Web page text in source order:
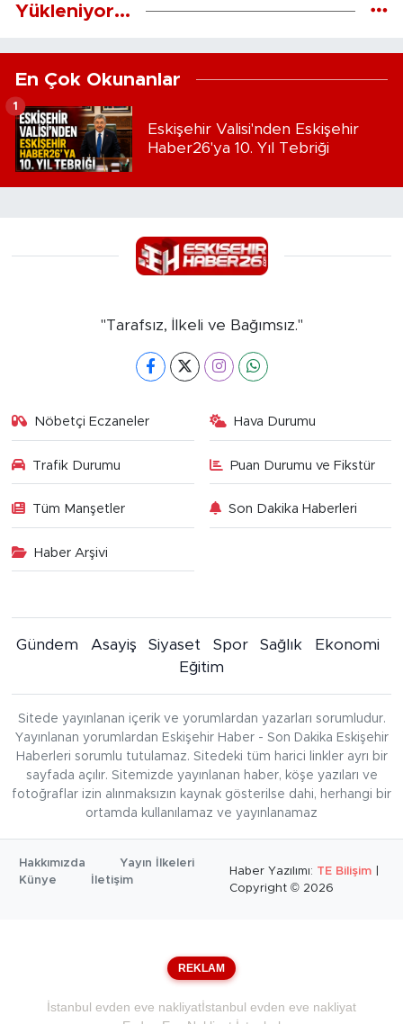
Yükleniyor...
En Çok Okunanlar
Eskişehir Valisi'nden Eskişehir
Haber26'ya 10. Yıl Tebriği
1
"Tarafsız, İlkeli ve Bağımsız."
Nöbetçi Eczaneler Hava Durumu
Trafik Durumu Puan Durumu ve Fikstür
Tüm Manşetler Son Dakika Haberleri
Haber Arşivi
Gündem Asayiş Siyaset Spor Sağlık
Ekonomi
Eğitim
Sitede yayınlanan içerik ve yorumlardan yazarları sorumludur.
Yayınlanan yorumlardan Eskişehir Haber - Son Dakika Eskişehir
Haberleri sorumlu tutulamaz. Sitedeki tüm harici linkler ayrı bir
sayfada açılır. Sitemizde yayınlanan haber, köşe yazıları ve
fotoğraflar izin alınmaksızın kaynak gösterilse dahi, herhangi bir
ortamda kullanılamaz ve yayınlanamaz
Hakkımızda
Yayın İlkeleri
Künye
İletişim
Haber Yazılımı: TE Bilişim
Copyright © 2026
REKLAM
İstanbul evden eve nakliyatİstanbul evden eve nakliyat